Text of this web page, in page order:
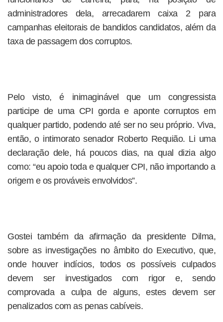
administradores dela, arrecadarem caixa 2 para
campanhas eleitorais de bandidos candidatos, além da
taxa de passagem dos corruptos.
Pelo visto, é inimaginável que um congressista
participe de uma CPI gorda e aponte corruptos em
qualquer partido, podendo até ser no seu próprio. Viva,
então, o intimorato senador Roberto Requião. Li uma
declaração dele, há poucos dias, na qual dizia algo
como: “eu apoio toda e qualquer CPI, não importando a
origem e os prováveis envolvidos”.
Gostei também da afirmação da presidente Dilma,
sobre as investigações no âmbito do Executivo, que,
onde houver indícios, todos os possíveis culpados
devem ser investigados com rigor e, sendo
comprovada a culpa de alguns, estes devem ser
penalizados com as penas cabíveis.